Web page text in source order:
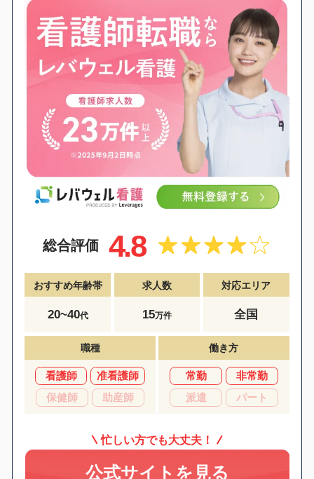
総合評価 4.8
おすすめ年齢帯
20~40代
求人数
15万件
対応エリア
全国
職種
看護師
准看護師
保健師
助産師
働き方
常勤
非常勤
派遣
パート
忙しい方でも大丈夫！
公式サイトを見る